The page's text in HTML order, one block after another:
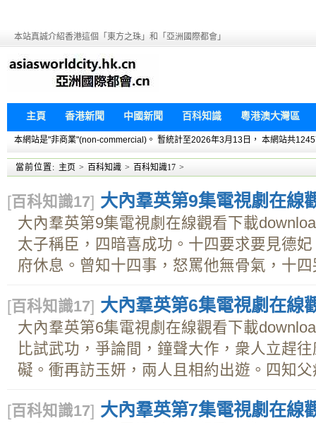
本站真誠介紹香港這個「東方之珠」和「亞洲國際都會」
主頁 香港新聞 中國新聞 百科知識 粵港澳大灣區
本網站是"非商業"(non-commercial)。 暫統計至2026年3月13日， 本網站共
當前位置: 主页 > 百科知識 > 百科知識17 >
[百科知識17] 大內羣英第9集電視劇在線
大內羣英第9集電視劇在線觀看下載
太子稱臣，四暗喜成功。十四要求要見德
府休息。曾知十四事，怒罵他無骨氣，十
[百科知識17] 大內羣英第6集電視劇在線
大內羣英第6集電視劇在線觀看下載
比試武功，爭論間，鐘聲大作，衆人立趕
礙。衝再訪玉妍，兩人且相約出遊。四知
[百科知識17] 大內羣英第7集電視劇在線